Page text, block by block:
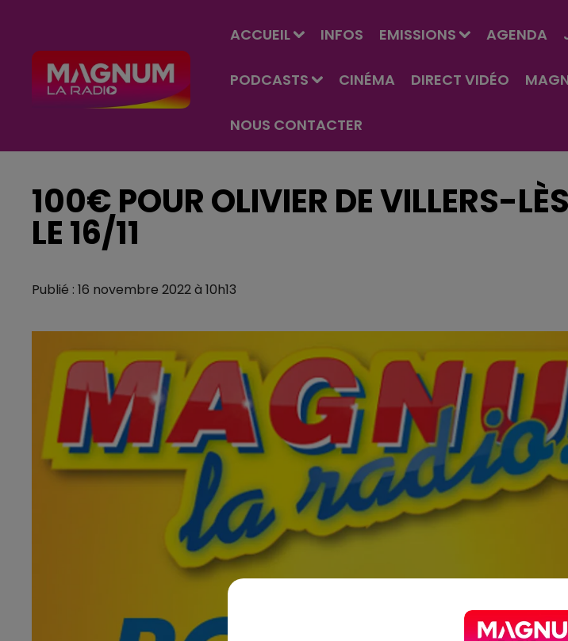
ACCUEIL INFOS EMISSIONS AGENDA
PODCASTS CINÉMA DIRECT VIDÉO
NOUS CONTACTER
100€ POUR OLIVIER DE VILLERS-
LE 16/11
Publié : 16 novembre 2022 à 10h13